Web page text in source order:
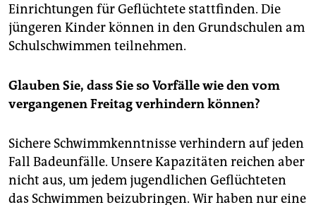
Einrichtungen für Geflüchtete stattfinden. Die
jüngeren Kinder können in den Grundschulen am
Schulschwimmen teilnehmen.
Glauben Sie, dass Sie so Vorfälle wie den vom
vergangenen Freitag verhindern können?
Sichere Schwimmkenntnisse verhindern auf jeden
Fall Badeunfälle. Unsere Kapazitäten reichen aber
nicht aus, um jedem jugendlichen Geflüchteten
das Schwimmen beizubringen. Wir haben nur eine